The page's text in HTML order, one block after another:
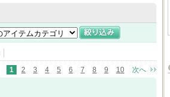
1 2 3 4 5 6 7 8 9 10 次へ